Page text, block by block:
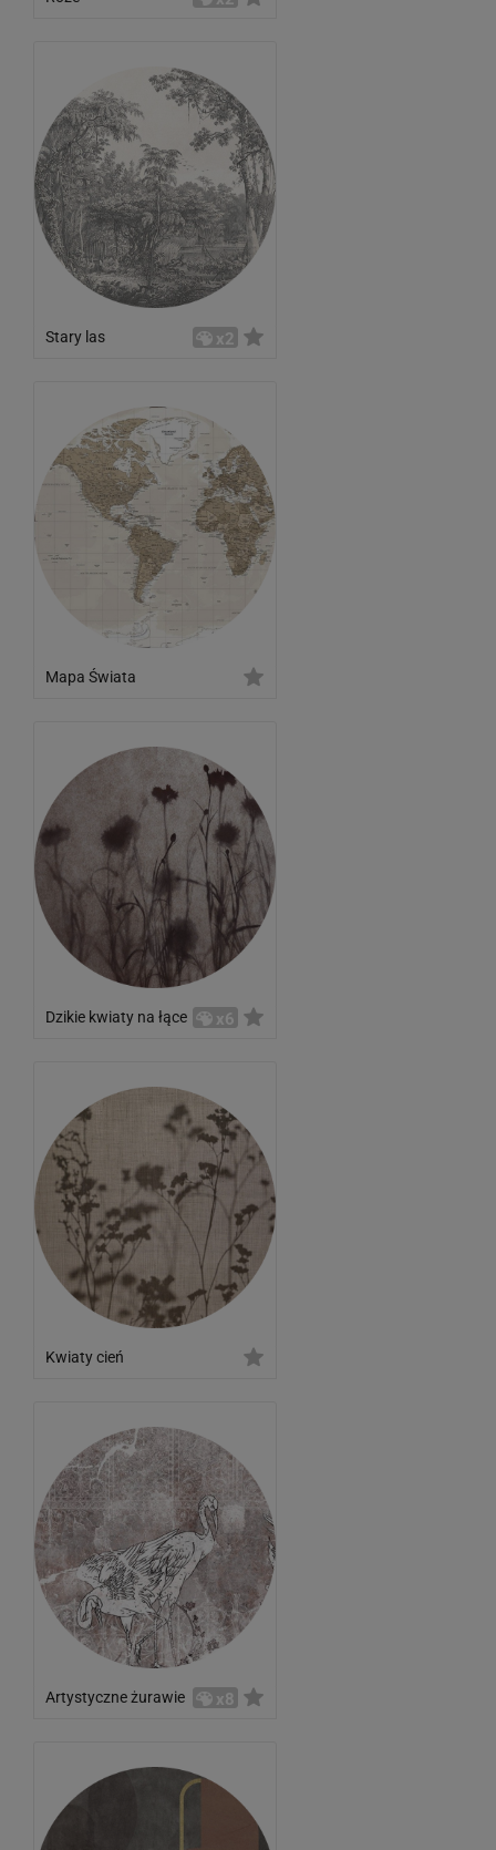
Stary las x2
Mapa Świata
Dzikie kwiaty na łące x6
Kwiaty cień
Artystyczne żurawie x8